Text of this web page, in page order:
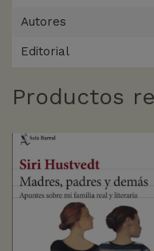
Autores
Editorial
Productos